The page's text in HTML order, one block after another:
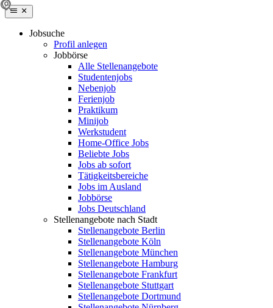
Jobsuche
Profil anlegen
Jobbörse
Alle Stellenangebote
Studentenjobs
Nebenjob
Ferienjob
Praktikum
Minijob
Werkstudent
Home-Office Jobs
Beliebte Jobs
Jobs ab sofort
Tätigkeitsbereiche
Jobs im Ausland
Jobbörse
Jobs Deutschland
Stellenangebote nach Stadt
Stellenangebote Berlin
Stellenangebote Köln
Stellenangebote München
Stellenangebote Hamburg
Stellenangebote Frankfurt
Stellenangebote Stuttgart
Stellenangebote Dortmund